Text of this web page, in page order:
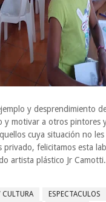
y desprendimiento
y motivar a otros pintores
cuya situación no
privado, felicitamos esta
artista plástico Jr Camotti.
CULTURA ESPECTACULOS